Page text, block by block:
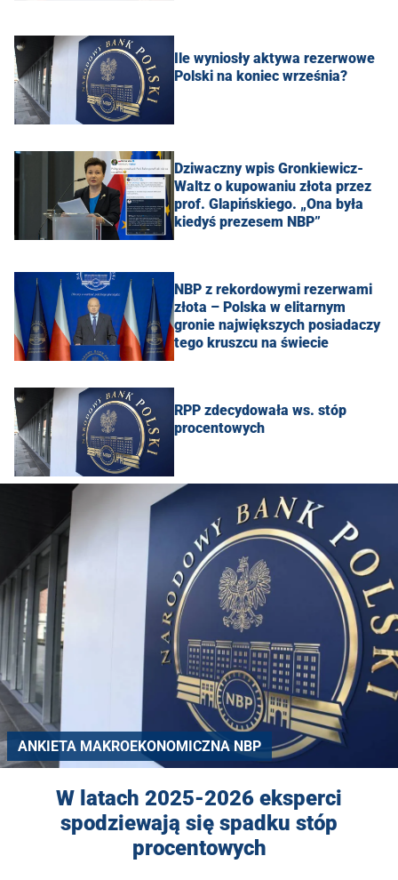
Ile wyniosły aktywa rezerwowe
Polski na koniec września?
Dziwaczny wpis Gronkiewicz-
Waltz o kupowaniu złota przez
prof. Glapińskiego. „Ona była
kiedyś prezesem NBP”
NBP z rekordowymi rezerwami
złota – Polska w elitarnym
gronie największych posiadaczy
tego kruszcu na świecie
RPP zdecydowała ws. stóp
procentowych
ANKIETA MAKROEKONOMICZNA NBP
W latach 2025-2026 eksperci
spodziewają się spadku stóp
procentowych